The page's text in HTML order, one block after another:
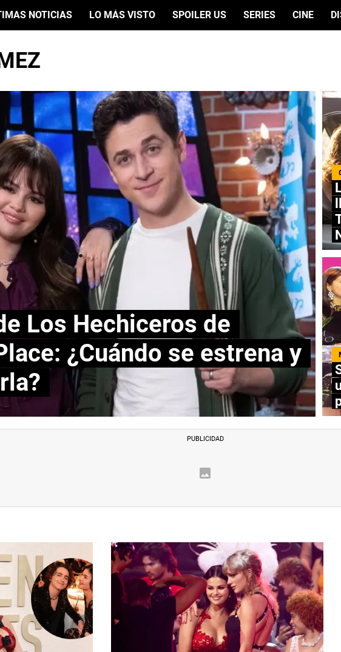
NOTICIAS LO MÁS VISTO SPOILER US SERIES CINE
Los Hechiceros de
¿Cuándo se estrena y